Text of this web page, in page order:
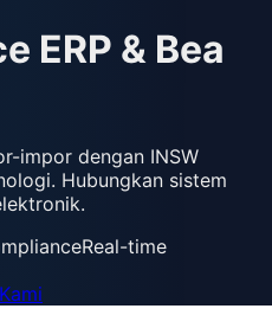
ERP & Bea
impor dengan INSW
Hubungkan sistem
Real-time